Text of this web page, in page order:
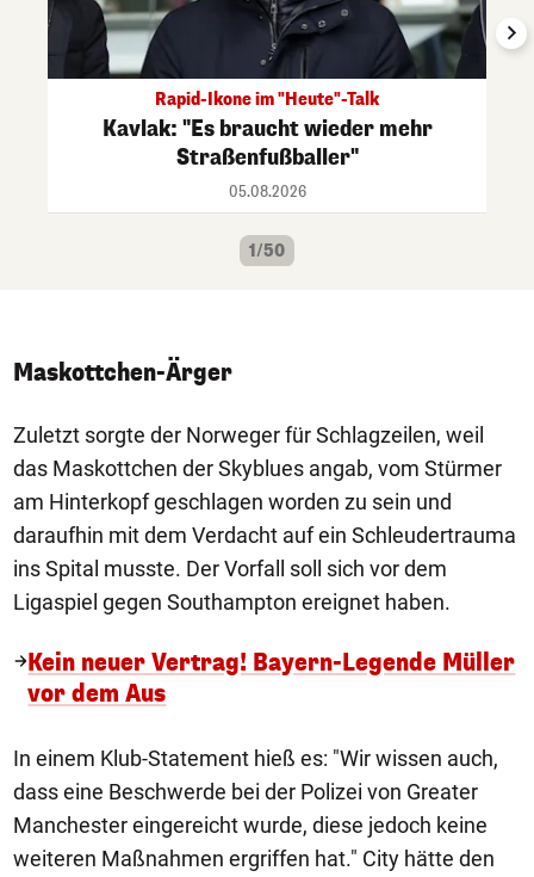
Rapid-Ikone im "Heute"-Talk
Kavlak: "Es braucht wieder mehr
Straßenfußballer"
05.08.2026
1/50
Maskottchen-Ärger
Zuletzt sorgte der Norweger für Schlagzeilen, weil
das Maskottchen der Skyblues angab, vom Stürmer
am Hinterkopf geschlagen worden zu sein und
daraufhin mit dem Verdacht auf ein Schleudertrauma
ins Spital musste. Der Vorfall soll sich vor dem
Ligaspiel gegen Southampton ereignet haben.
Kein neuer Vertrag! Bayern-Legende Müller
vor dem Aus
In einem Klub-Statement hieß es: "Wir wissen auch,
dass eine Beschwerde bei der Polizei von Greater
Manchester eingereicht wurde, diese jedoch keine
weiteren Maßnahmen ergriffen hat." City hätte den